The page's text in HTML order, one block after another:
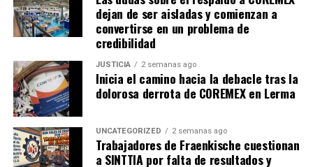
dejan de ser aisladas y comienzan a
convertirse en un problema de
credibilidad
JUSTICIA 2 semanas ago
Inicia el camino hacia la debacle tras la
dolorosa derrota de COREMEX en Lerma
UNCATEGORIZED 2 semanas ago
Trabajadores de Fraenkische cuestionan
a SINTTIA por falta de resultados y